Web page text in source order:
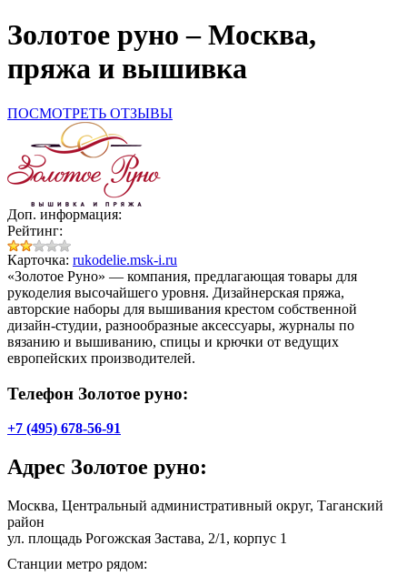
Золотое руно – Москва,
пряжа и вышивка
ПОСМОТРЕТЬ ОТЗЫВЫ
Доп. информация:
Рейтинг:
Карточка: rukodelie.msk-i.ru
«Золотое Руно» — компания, предлагающая товары для
рукоделия высочайшего уровня. Дизайнерская пряжа,
авторские наборы для вышивания крестом собственной
дизайн-студии, разнообразные аксессуары, журналы по
вязанию и вышиванию, спицы и крючки от ведущих
европейских производителей.
Телефон Золотое руно:
+7 (495) 678-56-91
Адрес Золотое руно:
Москва, Центральный административный округ, Таганский
район
ул. площадь Рогожская Застава, 2/1, корпус 1
Станции метро рядом: